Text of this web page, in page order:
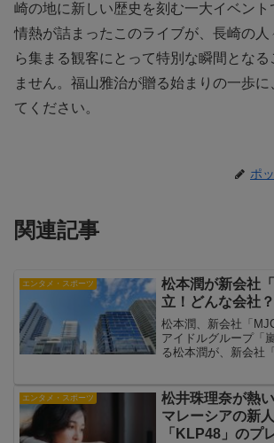
崎の地に新しい歴史を刻む一大イベント
情熱が詰まったこのライブが、長崎の
ら集まる観客にとって特別な瞬間となる
ません。福山雅治が贈る始まりの一歩
てください。
ポ
関連記事
エンタメ・スポーツ
松本潤が新会社
立！どんな会社？
松本潤、新会社「
アイドルグループ「
る松本潤が、新会社
したことが明らかに
はこれまでの芸能活
ジネスの一環として
ました。...
エンタメ・スポーツ
松井珠理奈が熱
マレーシアの新
「KLP48」のプ